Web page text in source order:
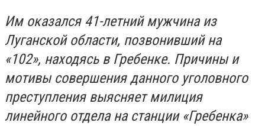
Им оказался 41-летний мужчина из
Луганской области, позвонивший на
«102», находясь в Гребенке. Причины и
мотивы совершения данного уголовного
преступления выясняет милиция
линейного отдела на станции «Гребенка»